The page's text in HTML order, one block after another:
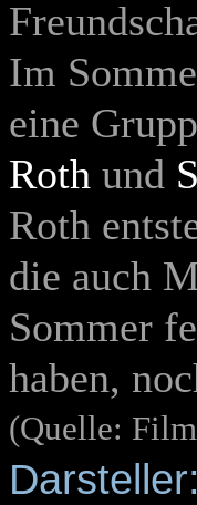
Im
eine
Roth und
Roth
die auch
Sommer
haben,
(Quelle:
Darsteller: